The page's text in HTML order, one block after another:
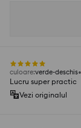
culoare:verde-deschis
Lucru super practic
Vezi originalul